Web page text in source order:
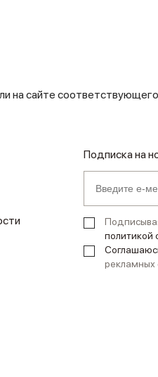
на сайте
Подписка на
политикой